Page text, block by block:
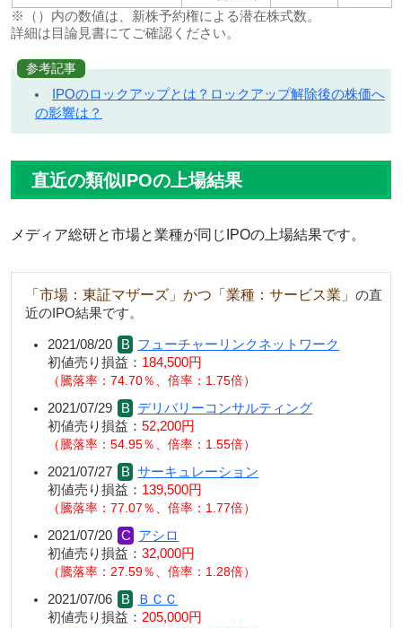
※（）内の数値は、新株予約権による潜在株式数。
詳細は目論見書にてご確認ください。
参考記事
IPOのロックアップとは？ロックアップ解除後の株価へ
の影響は？
直近の類似IPOの上場結果
メディア総研と市場と業種が同じIPOの上場結果です。
「市場：東証マザーズ」かつ「業種：サービス業」 の直
近のIPO結果です。
2021/08/20
フューチャーリンクネットワーク
初値売り損益： 184,500円
騰落率：74.70％、倍率：1.75倍
2021/07/29
デリバリーコンサルティング
初値売り損益： 52,200円
騰落率：54.95％、倍率：1.55倍
2021/07/27
サーキュレーション
初値売り損益： 139,500円
騰落率：77.07％、倍率：1.77倍
2021/07/20
アシロ
初値売り損益： 32,000円
騰落率：27.59％、倍率：1.28倍
2021/07/06
ＢＣＣ
初値売り損益： 205,000円